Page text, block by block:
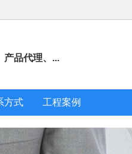
产品代理、...
方式 工程案例